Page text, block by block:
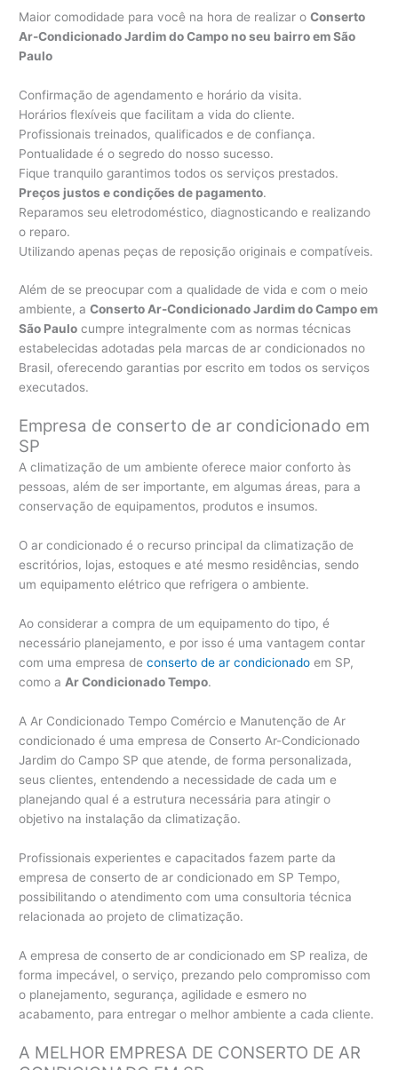
Maior comodidade para você na hora de realizar oConserto
Ar-Condicionado Jardim do Campo no seu bairro em São
Paulo
Confirmação de agendamento e horário da visita.
Horários flexíveis que facilitam a vida do cliente.
Profissionais treinados, qualificados e de confiança.
Pontualidade é o segredo do nosso sucesso.
Fique tranquilo garantimos todos os serviços prestados.
Preços justos e condições de pagamento.
Reparamos seu eletrodoméstico, diagnosticando e realizando
o reparo.
Utilizando apenas peças de reposição originais e compatíveis.
Além de se preocupar com a qualidade de vida e com o meio
ambiente, aConserto Ar-Condicionado Jardim do Campo em
São Paulo cumpre integralmente com as normas técnicas
estabelecidas adotadas pela marcas de ar condicionados no
Brasil, oferecendo garantias por escrito em todos os serviços
executados.
Empresa de conserto de ar condicionado em
SP
A climatização de um ambiente oferece maior conforto às
pessoas, além de ser importante, em algumas áreas, para a
conservação de equipamentos, produtos e insumos.
O ar condicionado é o recurso principal da climatização de
escritórios, lojas, estoques e até mesmo residências, sendo
um equipamento elétrico que refrigera o ambiente.
Ao considerar a compra de um equipamento do tipo, é
necessário planejamento, e por isso é uma vantagem contar
com uma empresa deconserto de ar condicionado em SP,
como a Ar Condicionado Tempo.
A Ar Condicionado Tempo Comércio e Manutenção de Ar
condicionado é uma empresa de Conserto Ar-Condicionado
Jardim do Campo SP que atende, de forma personalizada,
seus clientes, entendendo a necessidade de cada um e
planejando qual é a estrutura necessária para atingir o
objetivo na instalação da climatização.
Profissionais experientes e capacitados fazem parte da
empresa de conserto de ar condicionado em SP Tempo,
possibilitando o atendimento com uma consultoria técnica
relacionada ao projeto de climatização.
A empresa de conserto de ar condicionado em SP realiza, de
forma impecável, o serviço, prezando pelo compromisso com
o planejamento, segurança, agilidade e esmero no
acabamento, para entregar o melhor ambiente a cada cliente.
A MELHOR EMPRESA DE CONSERTO DE AR